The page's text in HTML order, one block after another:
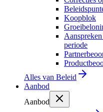
Koopblok
periode
Alles van Beleid
Aanbod
Aanbod